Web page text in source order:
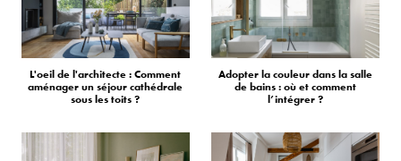
L'oeil de l'architecte : Comment
aménager un séjour cathédrale
sous les toits ?
Adopter la couleur dans la salle
de bains : où et comment
l’intégrer ?